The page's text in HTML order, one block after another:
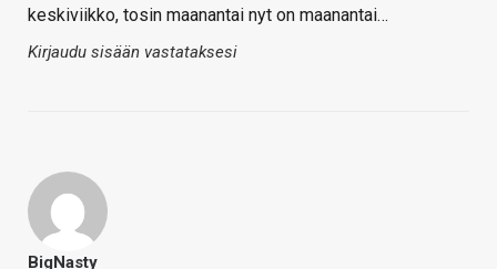
keskiviikko, tosin maanantai nyt on maanantai…
Kirjaudu sisään vastataksesi
BigNasty